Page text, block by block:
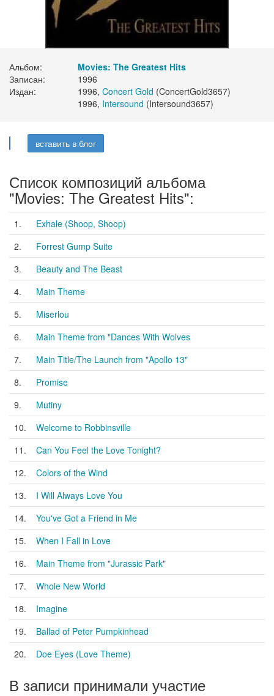
Альбом:
Movies: The Greatest Hits
Записан:
1996
Издан:
1996, Concert Gold (ConcertGold3657)
1996, Intersound (Intersound3657)
вставить в блог
Список композиций альбома
"Movies: The Greatest Hits":
1.
Exhale (Shoop, Shoop)
2.
Forrest Gump Suite
3.
Beauty and The Beast
4.
Main Theme
5.
Miserlou
6.
Main Theme from "Dances With Wolves
7.
Main Title/The Launch from "Apollo 13"
8.
Promise
9.
Mutiny
10.
Welcome to Robbinsville
11.
Can You Feel the Love Tonight?
12.
Colors of the Wind
13.
I Will Always Love You
14.
You've Got a Friend in Me
15.
When I Fall in Love
16.
Main Theme from "Jurassic Park"
17.
Whole New World
18.
Imagine
19.
Ballad of Peter Pumpkinhead
20.
Doe Eyes (Love Theme)
В записи принимали участие